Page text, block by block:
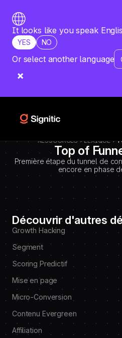
DEBUT CODE E - TEMPLATE CMS
Emplacement Webflow: Template
Custom code > Inside tag
It looks like you speak
YES NO
Or select another language
RESSOURCES LEXIQUE
Top of
Première étape du tunnel de
encore en phase
Découvrir d'autres
Growth Hacking
Segment
Scoring Predictif
Mise en page
Micro-Conversion
Contenu Evergreen
Affiliation